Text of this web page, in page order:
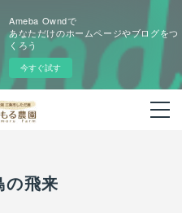
Ameba Owndで
あなただけのホームページやブログをつ
くろう
今すぐ試す
の飛来